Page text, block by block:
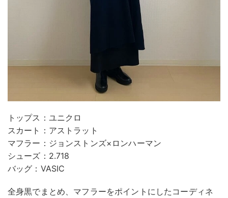
トップス：ユニクロ
スカート：アストラット
マフラー：ジョンストンズ×ロンハーマン
シューズ：2.718
バッグ：VASIC
全身黒でまとめ、マフラーをポイントにしたコーディネ